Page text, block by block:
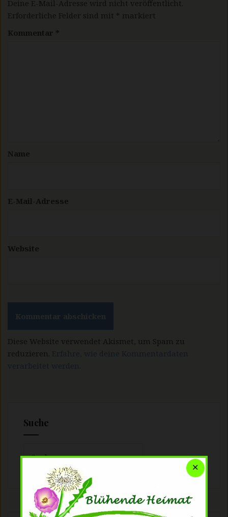
Deine E-Mail-Adresse wird nicht veröffentlicht.
Erforderliche Felder sind mit
markiert
Kommentar *
Name
E-Mail-Adresse
Website
Diese Website verwendet Akismet, um Spam zu
reduzieren.
Suche
nach:
×